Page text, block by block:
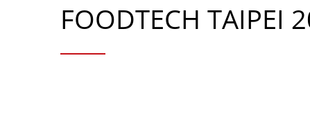
FOODTECH TAIPEI